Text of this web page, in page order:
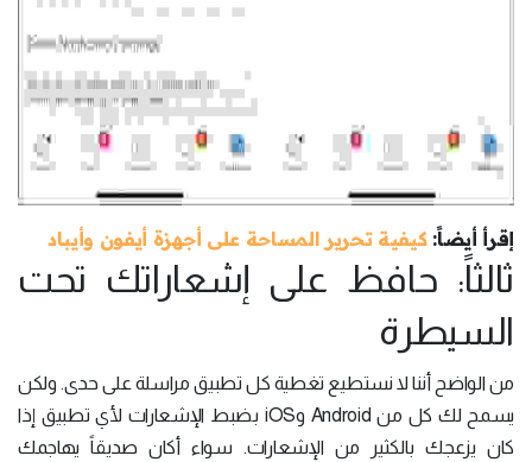
إقرأ أيضاً:كيفية تحرير المساحة على أجهزة أيفون وأيباد
ثالثاً: حافظ على إشعاراتك تحت
السيطرة
من الواضح أننا لا نستطيع تغطية كل تطبيق مراسلة على حدى. ولكن
يسمح لك كل من Android وiOS بضبط الإشعارات لأي تطبيق إذا
كان يزعجك بالكثير من الإشعارات. سواء أكان صديقاً يهاجمك